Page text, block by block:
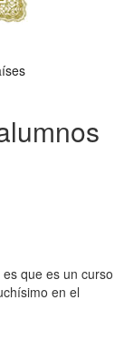
que es un curso
en el